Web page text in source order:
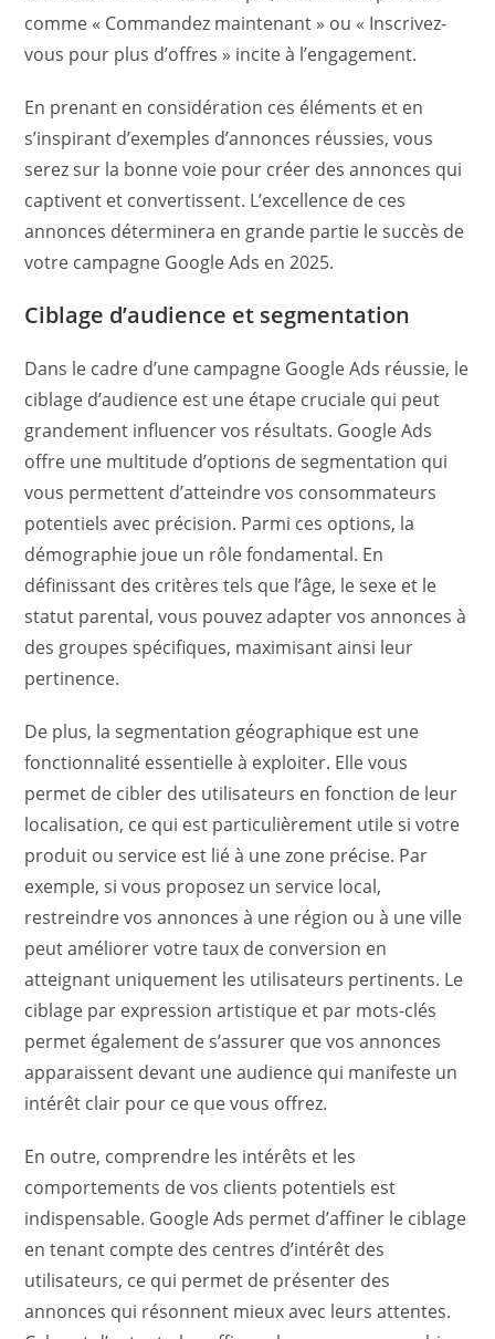
comme « Commandez maintenant » ou « Inscrivez-
vous pour plus d’offres » incite à l’engagement.
En prenant en considération ces éléments et en
s’inspirant d’exemples d’annonces réussies, vous
serez sur la bonne voie pour créer des annonces qui
captivent et convertissent. L’excellence de ces
annonces déterminera en grande partie le succès de
votre campagne Google Ads en 2025.
Ciblage d’audience et segmentation
Dans le cadre d’une campagne Google Ads réussie, le
ciblage d’audience est une étape cruciale qui peut
grandement influencer vos résultats. Google Ads
offre une multitude d’options de segmentation qui
vous permettent d’atteindre vos consommateurs
potentiels avec précision. Parmi ces options, la
démographie joue un rôle fondamental. En
définissant des critères tels que l’âge, le sexe et le
statut parental, vous pouvez adapter vos annonces à
des groupes spécifiques, maximisant ainsi leur
pertinence.
De plus, la segmentation géographique est une
fonctionnalité essentielle à exploiter. Elle vous
permet de cibler des utilisateurs en fonction de leur
localisation, ce qui est particulièrement utile si votre
produit ou service est lié à une zone précise. Par
exemple, si vous proposez un service local,
restreindre vos annonces à une région ou à une ville
peut améliorer votre taux de conversion en
atteignant uniquement les utilisateurs pertinents. Le
ciblage par expression artistique et par mots-clés
permet également de s’assurer que vos annonces
apparaissent devant une audience qui manifeste un
intérêt clair pour ce que vous offrez.
En outre, comprendre les intérêts et les
comportements de vos clients potentiels est
indispensable. Google Ads permet d’affiner le ciblage
en tenant compte des centres d’intérêt des
utilisateurs, ce qui permet de présenter des
annonces qui résonnent mieux avec leurs attentes.